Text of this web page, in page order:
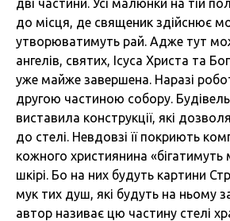
до місця, де священик здійснює
утворюватимуть рай. Адже тут
ангелів, святих, Ісуса Христа та
уже майже завершена. Наразі
другою частиною собору.
виставила конструкції, які
до стелі. Невдовзі її покриють
кожного християнина
шкірі. Бо на них будуть картини
мук тих душ, які будуть на ньому
автор називає цю частину стелі